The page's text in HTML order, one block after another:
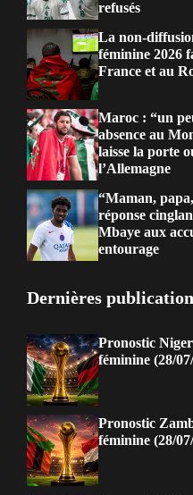
refusés
La non-
féminine 2026
France et au
Maroc : “un
absence au
laisse la porte
l’Allemagne
“Maman,
réponse
Mbaye aux
entourage
Dernières
Pronostic
féminine (28/
Pronostic
féminine (28/